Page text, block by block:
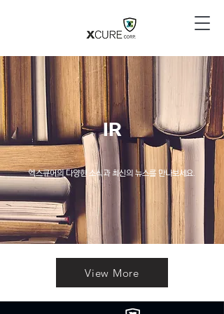
IR
엑스큐어의 다양한 소식과 최신의 뉴스를 만나보세요.
View More